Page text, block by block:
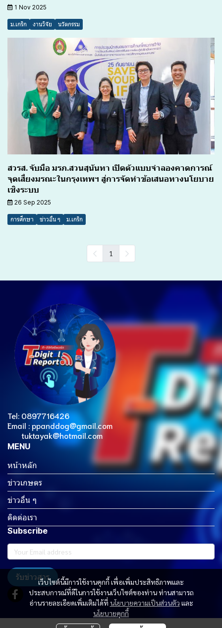
1 Nov 2025
ม.เกริก งานวิจัย นวัตกรรม
สวรส. จับมือ มรภ.สวนสุนันทา เปิดตัวแบบจำลองคาดการณ์
จุดเสี่ยงมรณะในกรุงเทพฯ สู่การจัดทำข้อเสนอทางนโยบาย
เชิงระบบ
26 Sep 2025
การศึกษา ข่าวอื่น ๆ ม.เกริก
1
เว็บไซต์นี้มีการใช้งานคุกกี้ เพื่อเพิ่มประสิทธิภาพและ
ประสบการณ์ที่ดีในการใช้งานเว็บไซต์ของท่าน ท่านสามารถ
อ่านรายละเอียดเพิ่มเติมได้ที่ นโยบายความเป็นส่วนตัว และ
นโยบายคุกกี้
Tel: 0897716426
Email : ppanddog@gmail.com
tuktayak@hotmail.com
MENU
หน้าหลัก
ข่าวเกษตร
ข่าวอื่น ๆ
ติดต่อเรา
Subscribe
รับข่าวสาร
Copyright 2023 | All Rights Reserved | Powered by MWE